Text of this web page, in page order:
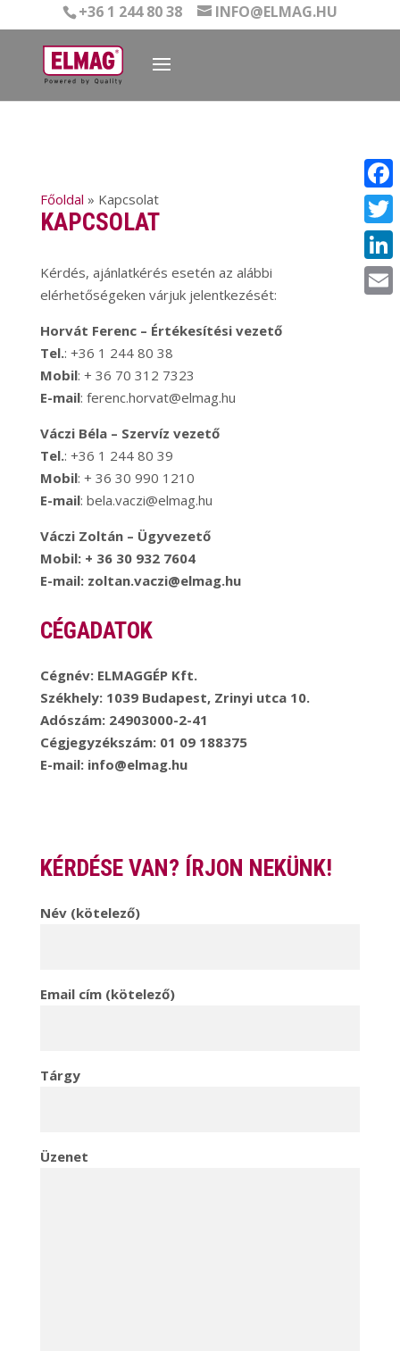
+36 1 244 80 38 INFO@ELMAG.HU
Főoldal » Kapcsolat
KAPCSOLAT
Kérdés, ajánlatkérés esetén az alábbi
elérhetőségeken várjuk jelentkezését:
Horvát Ferenc – Értékesítési vezető
Tel.: +36 1 244 80 38
Mobil: + 36 70 312 7323
E-mail: ferenc.horvat@elmag.hu
Váczi Béla – Szervíz vezető
Tel.: +36 1 244 80 39
Mobil: + 36 30 990 1210
E-mail: bela.vaczi@elmag.hu
Váczi Zoltán – Ügyvezető
Mobil: + 36 30 932 7604
E-mail: zoltan.vaczi@elmag.hu
CÉGADATOK
Cégnév: ELMAGGÉP Kft.
Székhely: 1039 Budapest, Zrinyi utca 10.
Adószám: 24903000-2-41
Cégjegyzékszám: 01 09 188375
E-mail: info@elmag.hu
KÉRDÉSE VAN? ÍRJON NEKÜNK!
Név (kötelező)
Email cím (kötelező)
Tárgy
Üzenet